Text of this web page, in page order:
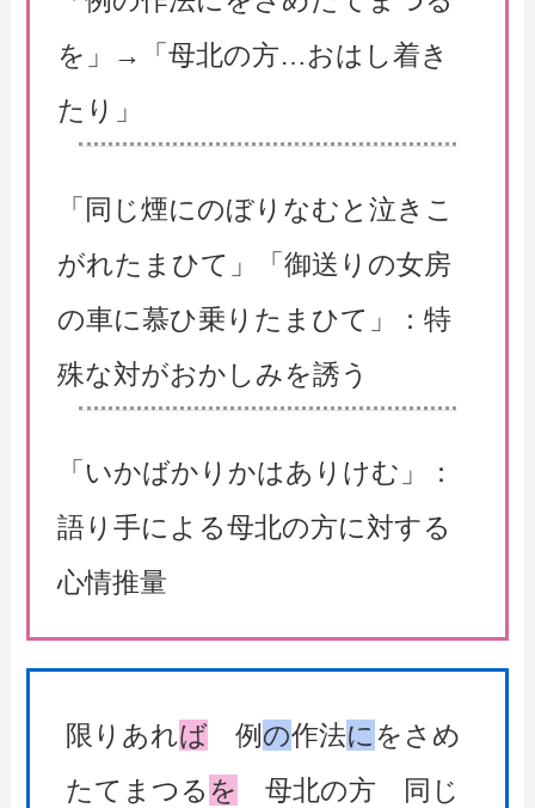
を」→「母北の方…おはし着き
たり」
「同じ煙にのぼりなむと泣きこ
がれたまひて」「御送りの女房
の車に慕ひ乗りたまひて」：特
殊な対がおかしみを誘う
「いかばかりかはありけむ」：
語り手による母北の方に対する
心情推量
限りあれば 例 の作法にをさめ
たてまつる を
母北の方 同じ